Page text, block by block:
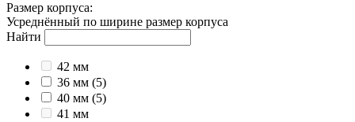
Размер корпуса:
Усреднённый по ширине размер корпуса
Найти
42 мм
36 мм (5)
40 мм (5)
41 мм